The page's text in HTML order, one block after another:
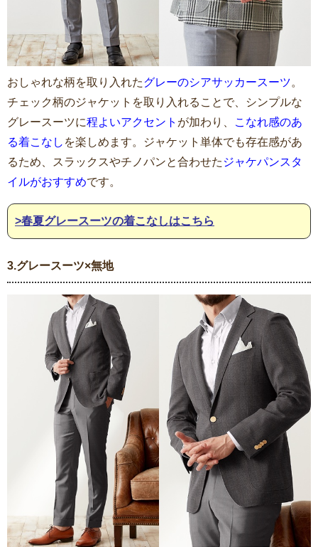
おしゃれな柄を取り入れたグレーのシアサッカースーツ。
チェック柄のジャケットを取り入れることで、シンプルな
グレースーツに程よいアクセント が加わり、
こなれ感のあ
る着こなし を楽しめます。ジャケット単体でも存在感があ
るため、スラックスやチノパンと合わせた ジャケパンスタ
イルがおすすめです。
>春夏グレースーツの着こなしはこちら
3.グレースーツ×無地